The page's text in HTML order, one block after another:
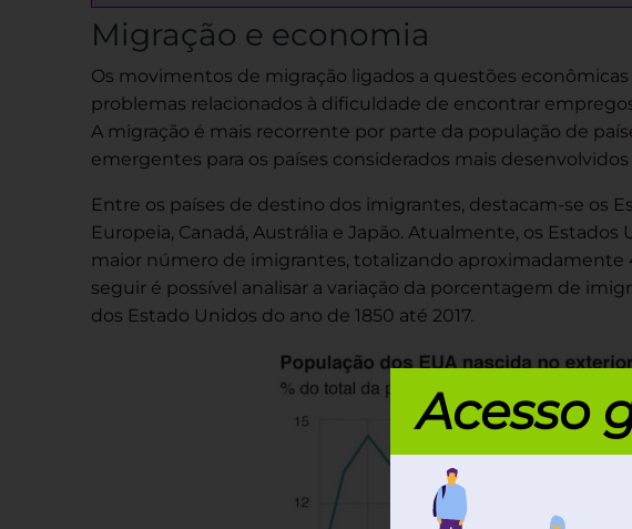
Migração e economia
Os movimentos de migração ligados a questões
problemas relacionados à dificuldade de encontrar
A migração é mais recorrente por parte da população de
emergentes para os países considerados mais
Entre os países de destino dos imigrantes, destacam-se os
Europeia, Canadá, Austrália e Japão. Atualmente, os
maior número de imigrantes, totalizando aproximadamente
seguir é possível analisar a variação da porcentagem de
dos Estado Unidos do ano de 1850 até 2017.
Acesso